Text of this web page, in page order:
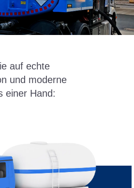
auf echte
und moderne
einer Hand: